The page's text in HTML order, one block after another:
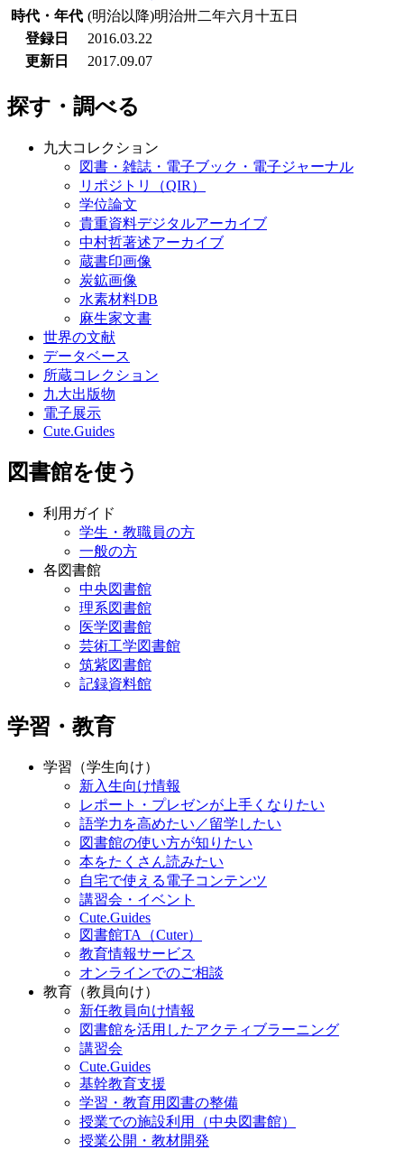
時代・年代 (明治以降)明治卅二年六月十五日
登録日
2016.03.22
更新日
2017.09.07
探す・調べる
九大コレクション
図書・雑誌・電子ブック・電子ジャーナル
リポジトリ（QIR）
学位論文
貴重資料デジタルアーカイブ
中村哲著述アーカイブ
蔵書印画像
炭鉱画像
水素材料DB
麻生家文書
世界の文献
データベース
所蔵コレクション
九大出版物
電子展示
Cute.Guides
図書館を使う
利用ガイド
学生・教職員の方
一般の方
各図書館
中央図書館
理系図書館
医学図書館
芸術工学図書館
筑紫図書館
記録資料館
学習・教育
学習（学生向け）
新入生向け情報
レポート・プレゼンが上手くなりたい
語学力を高めたい／留学したい
図書館の使い方が知りたい
本をたくさん読みたい
自宅で使える電子コンテンツ
講習会・イベント
Cute.Guides
図書館TA（Cuter）
教育情報サービス
オンラインでのご相談
教育（教員向け）
新任教員向け情報
図書館を活用したアクティブラーニング
講習会
Cute.Guides
基幹教育支援
学習・教育用図書の整備
授業での施設利用（中央図書館）
授業公開・教材開発